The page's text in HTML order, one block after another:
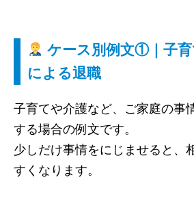
ケース別例文①｜子
による退職
子育てや介護など、ご家庭の事
する場合の例文です。
少しだけ事情をにじませると、
すくなります。